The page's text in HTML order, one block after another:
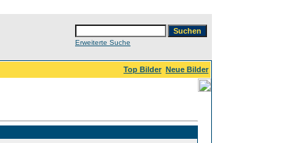
Erweiterte Suche
Top Bilder Neue Bilder